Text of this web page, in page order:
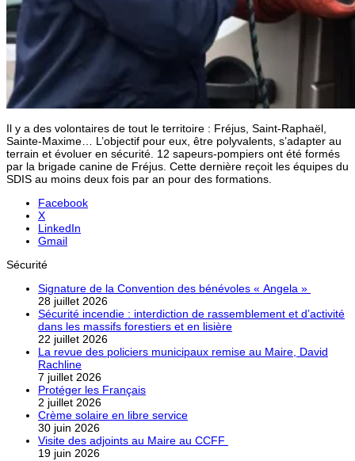
Il y a des volontaires de tout le territoire : Fréjus, Saint-Raphaël,
Sainte-Maxime… L’objectif pour eux, être polyvalents, s’adapter au
terrain et évoluer en sécurité. 12 sapeurs-pompiers ont été formés
par la brigade canine de Fréjus. Cette dernière reçoit les équipes du
SDIS au moins deux fois par an pour des formations.
Facebook
X
LinkedIn
Gmail
Sécurité
Signature de la Convention des bénévoles « Angela »
28 juillet 2026
Sécurité incendie : interdiction de rassemblement et d’activité
dans les massifs forestiers et en lisière
22 juillet 2026
La revue des policiers municipaux remise au Maire, David
Rachline
7 juillet 2026
Protéger les Français
2 juillet 2026
Crème solaire en libre service
30 juin 2026
Visite des adjoints au Maire au CCFF
19 juin 2026